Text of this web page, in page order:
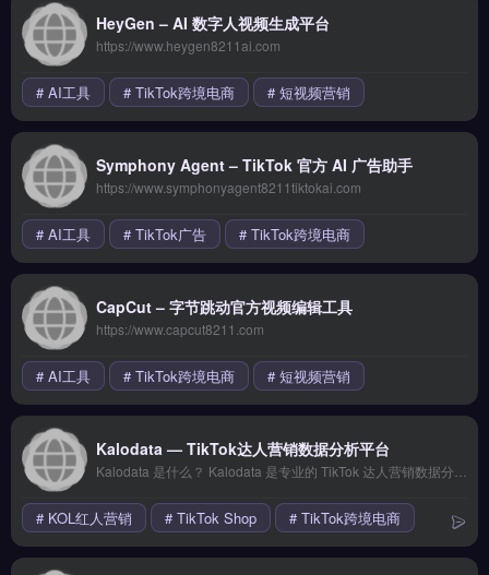
HeyGen – AI 数字人视频生成平台
https://www.heygen8211ai.com
# AI工具 # TikTok跨境电商 # 短视频营销
Symphony Agent – TikTok 官方 AI 广告助手
https://www.symphonyagent8211tiktokai.com
# AI工具 # TikTok广告 # TikTok跨境电商
CapCut – 字节跳动官方视频编辑工具
https://www.capcut8211.com
# AI工具 # TikTok跨境电商 # 短视频营销
Kalodata — TikTok达人营销数据分析平台
# KOL红人营销 # TikTok Shop # TikTok跨境电商